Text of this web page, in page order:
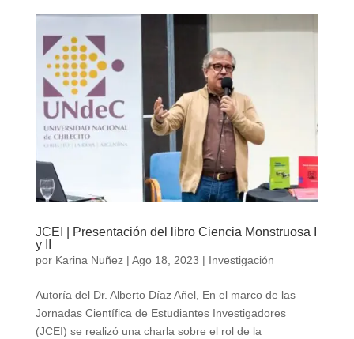
JCEI | Presentación del libro Ciencia Monstruosa I
y II
por Karina Nuñez| Ago 18, 2023 | Investigación
Autoría del Dr. Alberto Díaz Añel, En el marco de las
Jornadas Científica de Estudiantes Investigadores
(JCEI) se realizó una charla sobre el rol de la